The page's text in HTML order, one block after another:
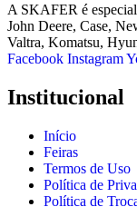
A SKAFER é
John Deere, Case,
Valtra, Komatsu,
Facebook Instagram
Institucional
Início
Feiras
Termos de Uso
Política de
Política de